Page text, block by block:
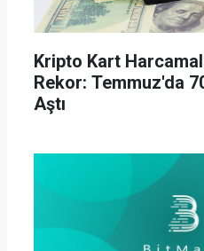
Kripto Kart
Rekor: Temmuz'da
Aştı